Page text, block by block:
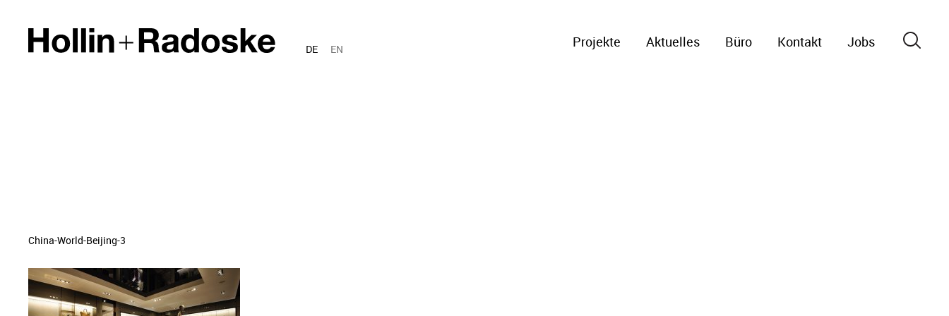
DE EN Projekte Aktuelles Büro Kontakt Jobs
China-World-Beijing-3